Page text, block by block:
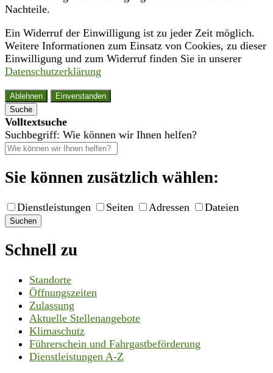
Nachteile.
Ein Widerruf der Einwilligung ist zu jeder Zeit möglich.
Weitere Informationen zum Einsatz von Cookies, zu dieser
Einwilligung und zum Widerruf finden Sie in unserer
Datenschutzerklärung
Ablehnen
Einverstanden
Suche
Volltextsuche
Suchbegriff: Wie können wir Ihnen helfen?
Sie können zusätzlich wählen:
Dienstleistungen Seiten Adressen Dateien
Suchen
Schnell zu
Standorte
Öffnungszeiten
Zulassung
Aktuelle Stellenangebote
Klimaschutz
Führerschein und Fahrgastbeförderung
Dienstleistungen A-Z